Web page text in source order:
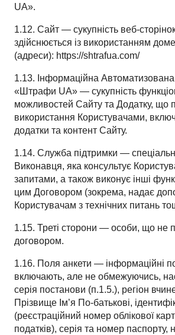
UA».
1.12. Сайт — сукупність веб-
здійснюється із використанням
(адреси): https://shtrafua.com/
1.13. Інформаційна
«Штрафи UA» — сукупність
можливостей Сайту та Додатку, що
використання Користувачами,
додатки та контент Сайту.
1.14. Служба підтримки —
Виконавця, яка консультує
запитами, а також виконує інші
цим Договором (зокрема, надає
Користувачам з технічних питань
1.15. Треті сторони — особи, що не
договором.
1.16. Поля анкети — інформаційні
включають, але не обмежуючись,
серія постанови (п.1.5.), регіон
Прізвище Ім’я По-батькові,
(реєстраційний номер облікової
податків), серія та номер паспорту,